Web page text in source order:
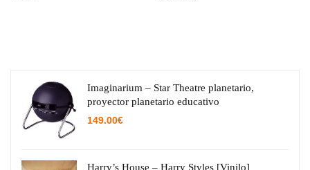
Imaginarium – Star Theatre planetario,
proyector planetario educativo
149.00€
Harry’s House – Harry Styles [Vinilo]